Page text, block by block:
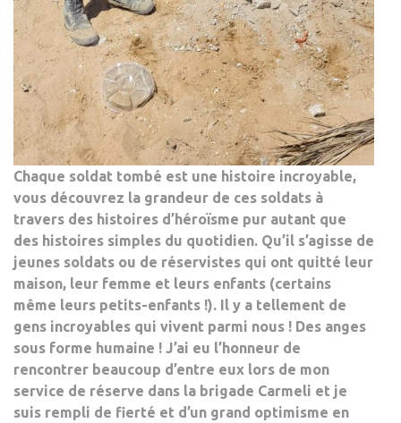
Chaque soldat tombé est une histoire incroyable,
vous découvrez la grandeur de ces soldats à
travers des histoires d’héroïsme pur autant que
des histoires simples du quotidien. Qu’il s’agisse de
jeunes soldats ou de réservistes qui ont quitté leur
maison, leur femme et leurs enfants (certains
même leurs petits-enfants !). Il y a tellement de
gens incroyables qui vivent parmi nous ! Des anges
sous forme humaine ! J’ai eu l’honneur de
rencontrer beaucoup d’entre eux lors de mon
service de réserve dans la brigade Carmeli et je
suis rempli de fierté et d’un grand optimisme en